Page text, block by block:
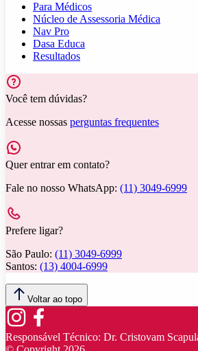
Para Médicos
Núcleo de Assessoria Médica
Nav Pro
Dasa Educa
Resultados
Você tem dúvidas?
Acesse nossas perguntas frequentes
Quer entrar em contato?
Fale no nosso WhatsApp: (11) 3049-6999
Prefere ligar?
São Paulo: (11) 3049-6999
Santos: (13) 4004-6999
Voltar ao topo
Responsável Técnico: Dr. Cristovam